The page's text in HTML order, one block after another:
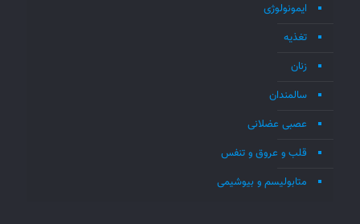
ایمونولوژی
تغذیه
زنان
سالمندان
عصبی عضلانی
قلب و عروق و تنفس
متابولیسم و بیوشیمی